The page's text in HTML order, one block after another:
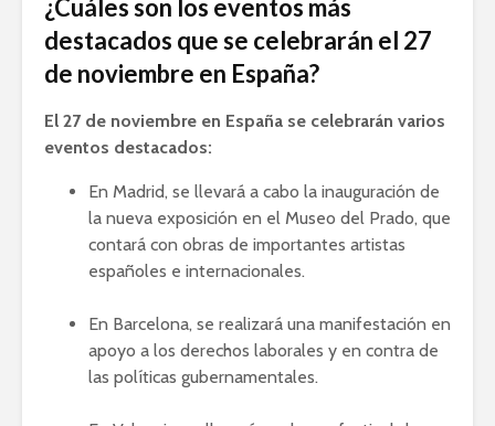
¿Cuáles son los eventos más
destacados que se celebrarán el 27
de noviembre en España?
El 27 de noviembre en España se celebrarán varios
eventos destacados:
En Madrid, se llevará a cabo la inauguración de
la nueva exposición en el Museo del Prado, que
contará con obras de importantes artistas
españoles e internacionales.
En Barcelona, se realizará una manifestación en
apoyo a los derechos laborales y en contra de
las políticas gubernamentales.